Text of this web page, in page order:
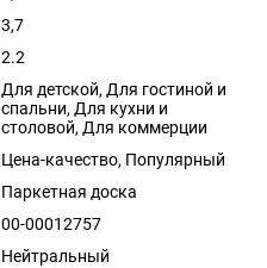
3,7
2.2
Для детской, Для гостиной и
спальни, Для кухни и
столовой, Для коммерции
Цена-качество, Популярный
Паркетная доска
00-00012757
Нейтральный